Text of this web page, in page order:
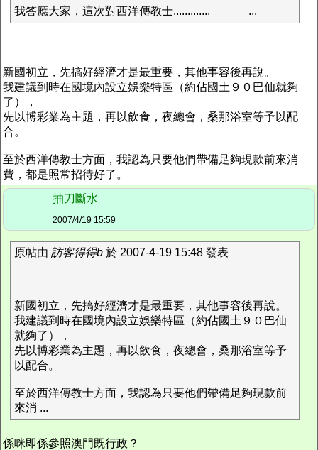
我答應大家，這次對西洋傳教士............. ...
新國初立，先搞好經濟才是最重要，其他事容後再說。
我建議到時在國境內設立娛樂特區（約佔國土９０巴仙就夠
了），
先以博彩業為主題，再以飲食，夜總會，桑那浴室等予以配
合。
至於西洋傳教士方面，我認為只要他們帶備足夠現款前來消
費，都是照常招待好了。
抽刀斷水
2007/4/19 15:59
原帖由 訪客得得b 於 2007-4-19 15:48 發表
新國初立，先搞好經濟才是最重要，其他事容後再說。
我建議到時在國境內設立娛樂特區（約佔國土９０巴仙
就夠了），
先以博彩業為主題，再以飲食，夜總會，桑那浴室等予
以配合。
至於西洋傳教士方面，我認為只要他們帶備足夠現款前
來消 ...
係咪即係參照澳門既行政？